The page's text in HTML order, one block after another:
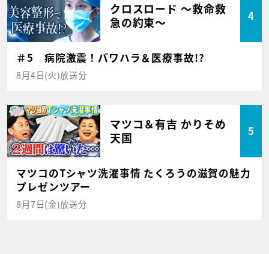
クロスロード ～救命救
急の約束～
4
＃5 病院激震！パワハラ＆医療事故!?
8月4日(火)放送分
マツコ＆有吉 かりそめ
天国
5
マツコのTシャツ洗濯事情 たくろうの滋賀の魅力
プレゼンツアー
8月7日(金)放送分